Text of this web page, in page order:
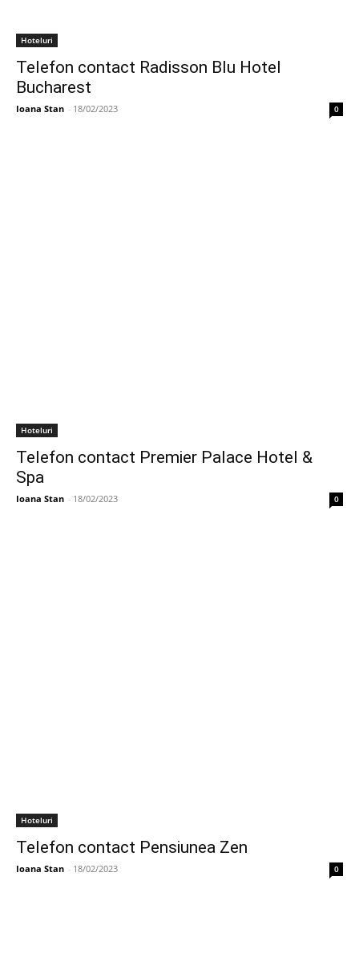
Hoteluri
Telefon contact Radisson Blu Hotel
Bucharest
Ioana Stan - 18/02/2023 0
Hoteluri
Telefon contact Premier Palace Hotel &
Spa
Ioana Stan - 18/02/2023 0
Hoteluri
Telefon contact Pensiunea Zen
Ioana Stan - 18/02/2023 0